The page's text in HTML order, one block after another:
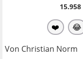
15.958
❤️ 😂
Von Christian Norm